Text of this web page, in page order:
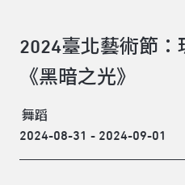
2024臺北藝術節：
《黑暗之光》
舞蹈
2024-08-31 - 2024-09-01